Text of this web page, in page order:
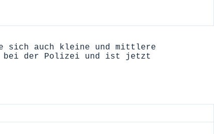
sich auch kleine und mittlere
bei der Polizei und ist jetzt